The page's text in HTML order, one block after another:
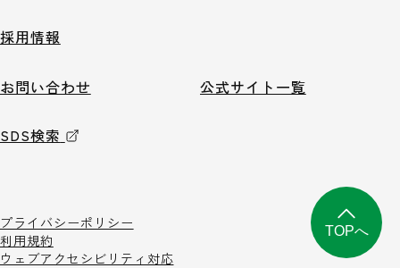
採用情報
お問い合わせ 公式サイト一覧
SDS検索
プライバシーポリシー
利用規約
ウェブアクセシビリティ対応
TOPへ